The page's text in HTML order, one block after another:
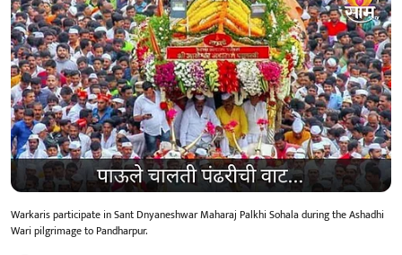
Warkaris participate in Sant Dnyaneshwar Maharaj Palkhi Sohala during the Ashadhi
Wari pilgrimage to Pandharpur.